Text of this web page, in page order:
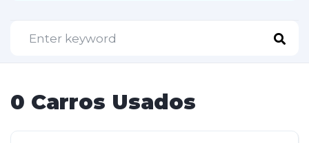
0 Carros Usados